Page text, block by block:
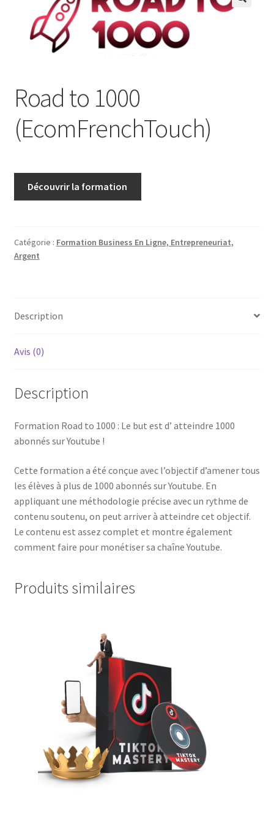
Road to 1000
(EcomFrenchTouch)
Découvrir la formation
Catégorie : Formation Business En Ligne, Entrepreneuriat,
Argent
Description
Avis (0)
Description
Formation Road to 1000 : Le but est d’ atteindre 1000
abonnés sur Youtube !
Cette formation a été conçue avec l’objectif d’amener tous
les élèves à plus de 1000 abonnés sur Youtube. En
appliquant une méthodologie précise avec un rythme de
contenu soutenu, on peut arriver à atteindre cet objectif.
Le contenu est assez complet et montre également
comment faire pour monétiser sa chaîne Youtube.
Produits similaires